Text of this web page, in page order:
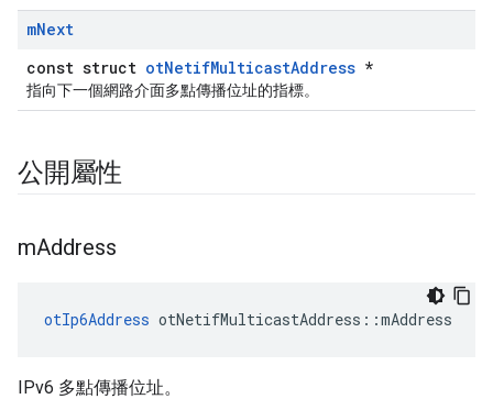
mNext
const struct otNetifMulticastAddress *
指向下一個網路介面多點傳播位址的指標。
公開屬性
mAddress
otIp6Address otNetifMulticastAddress ::mAddress
IPv6 多點傳播位址。